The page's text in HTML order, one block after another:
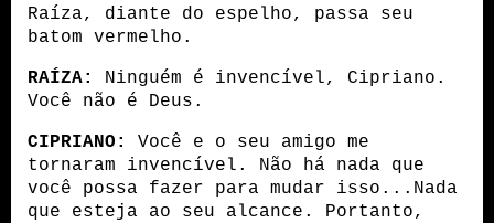
Raíza, diante do espelho, passa seu
batom vermelho.
RAÍZA:
Ninguém é invencível, Cipriano.
Você não é Deus.
CIPRIANO:
Você e o seu amigo me
tornaram invencível. Não há nada que
você possa fazer para mudar isso...Nada
que esteja ao seu alcance. Portanto,